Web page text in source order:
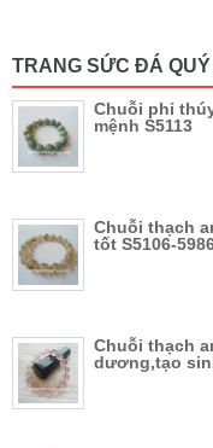
TRANG SỨC ĐÁ
Chuỗi phỉ
mệnh S5113
Chuỗi thạch
tốt S5106-
Chuỗi thạch
dương,tạo